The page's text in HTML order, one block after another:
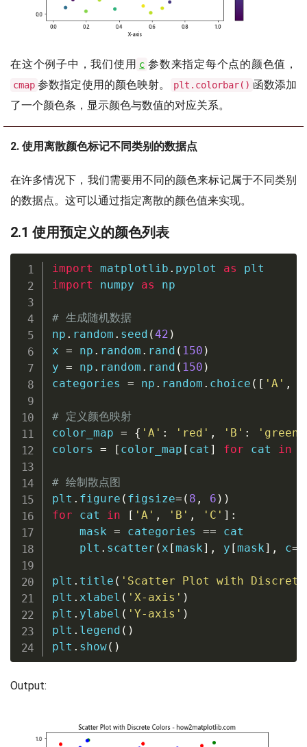
在这个例子中，我们使用 c 参数来指定每个点的颜色值，
cmap 参数指定使用的颜色映射。 plt.colorbar() 函数添加
了一个颜色条，显示颜色与数值的对应关系。
2. 使用离散颜色标记不同类别的数据点
在许多情况下，我们需要用不同的颜色来标记属于不同类别
的数据点。这可以通过指定离散的颜色值来实现。
2.1 使用预定义的颜色列表
import matplotlib . pyplot as
import numpy as np
# 生成随机数据
np . random . seed (42 )
x = np . random . rand ( 150 )
y = np . random . rand ( 150 )
categories = np . random . choice ( [ 'A' ,
# 定义颜色映射
color_map = { 'A' : 'red' , 'B' : 'green'
colors = [ color_map [ cat ] for cat in
# 绘制散点图
plt . figure ( figsize= ( 8 , 6 ) )
for cat in [ 'A' , 'B' , 'C' ] :
    mask
= categories == cat
    plt
. scatter ( x [mask] , y [mask] , c=
plt . title ( 'Scatter Plot with Discrete
plt . xlabel ( 'X-axis' )
plt . ylabel ( 'Y-axis' )
plt . legend ( )
plt . show( )
Output: